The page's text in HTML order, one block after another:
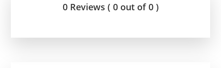
0 Reviews ( 0 out of 0 )